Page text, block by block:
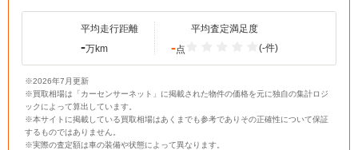
平均走行距離
-万km
平均査定満足度
-点 (-件)
※2026年7月更新
※買取相場は「カーセンサーネット」に掲載された物件の価格を元に独自の集計ロジ
ックによって算出しています。
※本サイトに掲載している買取相場はあくまでも参考でありその正確性について保証
するものではありません。
※実際の査定額は車の装備や状態によって異なります。